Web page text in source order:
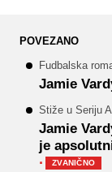
POVEZANO
Fudbalska
Jamie
Stiže u Seriju A
Jamie
je
· ZVANIČNO